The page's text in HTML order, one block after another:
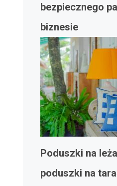
bezpiecznego
biznesie
Poduszki na
poduszki na